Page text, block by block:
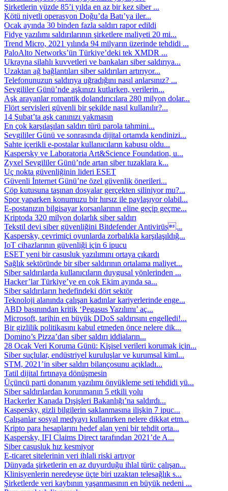
Şirketlerin yüzde 85’i yılda en az bir kez siber ...
Kötü niyetli operasyon Doğu’da Batı’ya iler...
Ocak ayında 30 binden fazla saldırı rapor edildi
Fidye yazılımı saldırılarının şirketlere maliyeti 20 mi...
Trend Micro, 2021 yılında 94 milyarın üzerinde tehdidi ...
PaloAlto Networks’ün Türkiye’deki tek XMDR ...
Ukrayna silahlı kuvvetleri ve bankaları siber saldırıya...
Uzaktan ağ bağlantıları siber saldırıları artırıyor...
Telefonunuzun saldırıya uğradığını nasıl anlarsınız? ...
Sevgililer Günü’nde aşkınızı kutlarken, verilerin...
Aşk arayanlar romantik dolandırıcılara 280 milyon dolar...
Flört servisleri güvenli bir şekilde nasıl kullanılır?...
14 Şubat’ta aşk canınızı yakmasın
En çok karşılaşılan saldırı türü parola tahmini...
Sevgililer Günü ve sonrasında dijital ortamda kendinizi...
Sahte içerikli e-postalar kullanıcıların kabusu oldu...
Kaspersky ve Laboratoria Art&Science Foundation, u...
Zyxel Sevgililer Günü’nde artan siber tuzaklara k...
Uç nokta güvenliğinin lideri ESET
Güvenli İnternet Günü’ne özel güvenlik önerileri...
Çöp kutusuna taşınan dosyalar gerçekten siliniyor mu?...
Spor yaparken konumuzu bir hırsız ile paylaşıyor olabil...
E-postanızın bilgisayar korsanlarının eline geçip geçme...
Kriptoda 320 milyon dolarlık siber saldırı
Tekstil devi siber güvenliğini Bitdefender Antivirüs...
Kaspersky, çevrimiçi oyunlarda zorbalıkla karşılaşıldığ...
IoT cihazlarının güvenliği için 6 ipucu
ESET yeni bir casusluk yazılımını ortaya çıkardı
Sağlık sektöründe bir siber saldırının ortalama maliyet...
Siber saldırılarda kullanıcıların duygusal yönlerinden ...
Hacker’lar Türkiye’ye en çok Ekim ayında sa...
Siber saldırıların hedefindeki dört sektör
Teknoloji alanında çalışan kadınlar kariyerlerinde enge...
ABD basınından kritik ‘Pegasus Yazılımı’ aç...
Microsoft, tarihin en büyük DDoS saldırısını engelledi!...
Bir gizlilik politikasını kabul etmeden önce nelere dik...
Domino’s Pizza’dan siber saldırı iddiaların...
28 Ocak Veri Koruma Günü: Kişisel verileri korumak için...
Siber suçlular, endüstriyel kuruluşlar ve kurumsal kiml...
STM, 2021’in siber saldırı bilançosunu açıkladı...
Tatil dijital fırtınaya dönüşmesin
Üçüncü parti donanım yazılımı önyükleme seti tehdidi yü...
Siber saldırılardan korunmanın 5 etkili yolu
Hackerler Kanada Dışişleri Bakanlığı’na saldırdı...
Kaspersky, gizli bilgilerin saklanmasına ilişkin 7 ipuc...
Çalışanlar sosyal medyayı kullanırken nelere dikkat etm...
Kripto para hesaplarını hedef alan yeni bir tehdit orta...
Kaspersky, IFI Claims Direct tarafından 2021’de A...
Siber casusluk hız kesmiyor
E-ticaret sitelerinin veri ihlali riski artıyor
Dünyada şirketlerin en az duyurduğu ihlal türü: çalışan...
Klinisyenlerin neredeyse üçte biri uzaktan telesağlık s...
Şirketlerde veri kaybının yaşanmasının en büyük nedeni ...